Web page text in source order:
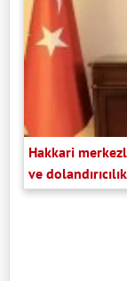
Hakkari
ve